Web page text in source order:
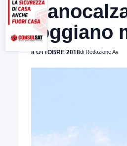
foggiano
8 OTTOBRE 2018di Redazione Av